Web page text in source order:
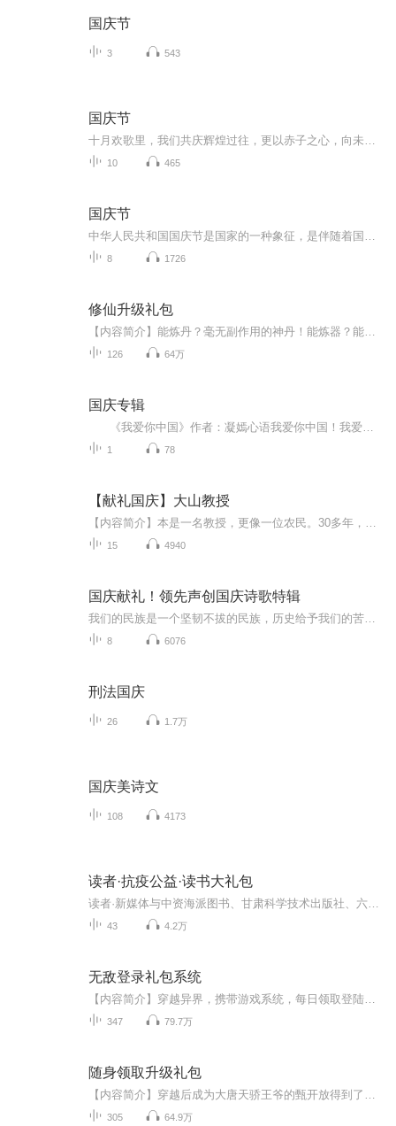
国庆节
3 543
国庆节
10 465
国庆节
8 1726
修仙升级礼包
126 64万
国庆专辑
1 78
【献礼国庆】大山教授
15 4940
国庆献礼！领先声创国庆诗歌特辑
8 6076
刑法国庆
26 1.7万
国庆美诗文
108 4173
读者·抗疫公益·读书大礼包
43 4.2万
无敌登录礼包系统
347 79.7万
随身领取升级礼包
305 64.9万